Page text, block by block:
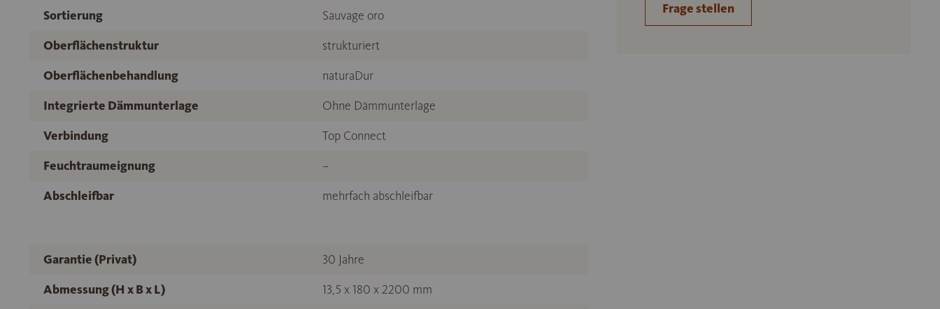
Sortierung
Sauvage oro
Oberflächenstruktur
strukturiert
Oberflächenbehandlung
naturaDur
Integrierte Dämmunterlage
Ohne Dämmunterlage
Verbindung
Top Connect
Feuchtraumeignung
–
Abschleifbar
mehrfach abschleifbar
Garantie (Privat)
30 Jahre
Abmessung (H x B x L)
13,5 x 180 x 2200 mm
Frage stellen